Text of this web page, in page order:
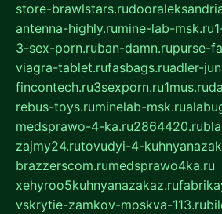
store-brawlstars.ru
antenna-highly.rumine-lab-msk.ru
3-sex-porn.ruban-damn.rupurse-
viagra-tablet.rufasbags.ruadler-
fincontech.ru3sexporn.ru1mus.ru
rebus-toys.ruminelab-msk.ru
medsprawo-4-ka.ru2864420.ru
zajmy24.rutovudyi-4-
brazzerscom.rumedsprawo4ka.ru
xehyroo5kuhnyanazakaz.ru
vskrytie-zamkov-moskva-113.ru